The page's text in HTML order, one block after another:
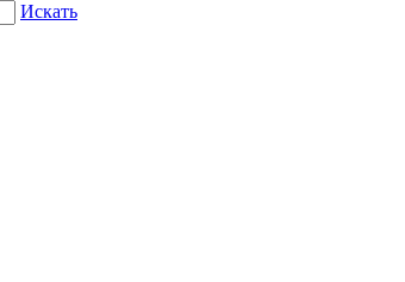
Искать